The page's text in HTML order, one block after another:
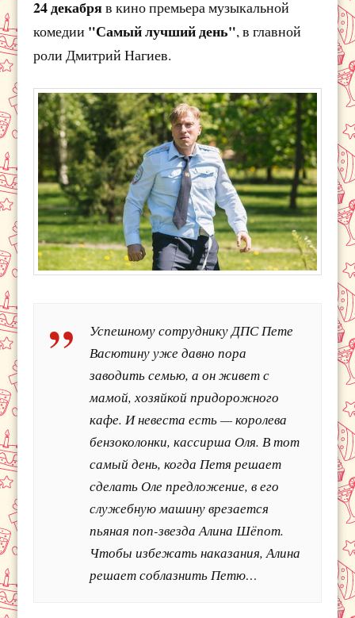
24 декабряв кино премьера музыкальной
комедии "Самый лучший день", в главной
роли Дмитрий Нагиев.
Успешному сотруднику ДПС Пете
Васютину уже давно пора
заводить семью, а он живет с
мамой, хозяйкой придорожного
кафе. И невеста есть — королева
бензоколонки, кассирша Оля. В тот
самый день, когда Петя решает
сделать Оле предложение, в его
служебную машину врезается
пьяная поп-звезда Алина Шёпот.
Чтобы избежать наказания, Алина
решает соблазнить Петю…